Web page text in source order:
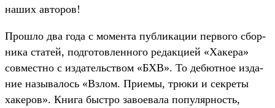
наших авто­ров!
Прош­ло два года с момен­та пуб­ликации пер­вого сбор­
ника ста­тей, под­готов­ленно­го редак­цией «Хакера»
сов­мес­тно с изда­тель­ством «БХВ». То дебют­ное изда­
ние называ­лось «Взлом. При­емы, трю­ки и сек­реты
хакеров». Кни­га быс­тро заво­ева­ла популяр­ность,